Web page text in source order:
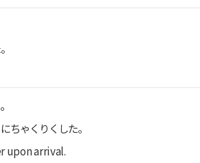
ちゃくりくした。
upon arrival.